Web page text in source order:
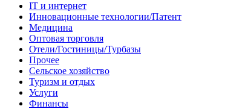
IT и интернет
Инновационные технологии/Патент
Медицина
Оптовая торговля
Отели/Гостиницы/Турбазы
Прочее
Сельское хозяйство
Туризм и отдых
Услуги
Финансы